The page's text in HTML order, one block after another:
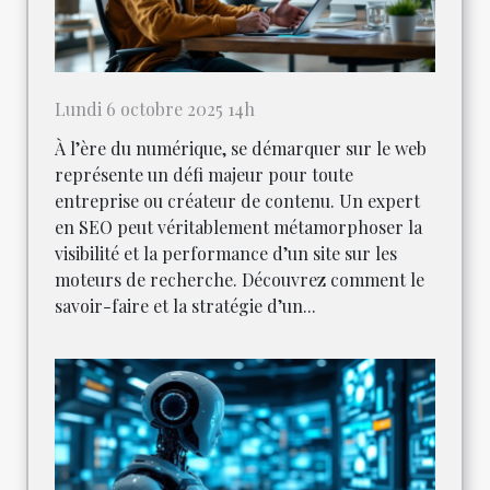
Lundi 6 octobre 2025 14h
À l’ère du numérique, se démarquer sur le web
représente un défi majeur pour toute
entreprise ou créateur de contenu. Un expert
en SEO peut véritablement métamorphoser la
visibilité et la performance d’un site sur les
moteurs de recherche. Découvrez comment le
savoir-faire et la stratégie d’un...